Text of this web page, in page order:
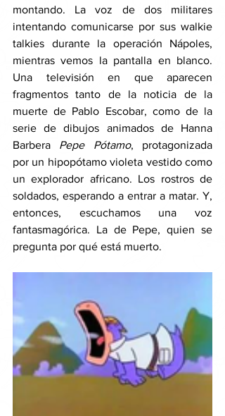
montando. La voz de dos militares
intentando comunicarse por sus walkie
talkies durante la operación Nápoles,
mientras vemos la pantalla en blanco.
Una televisión en que aparecen
fragmentos tanto de la noticia de la
muerte de Pablo Escobar, como de la
serie de dibujos animados de Hanna
Barbera Pepe Pótamo, protagonizada
por un hipopótamo violeta vestido como
un explorador africano. Los rostros de
soldados, esperando a entrar a matar. Y,
entonces, escuchamos una voz
fantasmagórica. La de Pepe, quien se
pregunta por qué está muerto.